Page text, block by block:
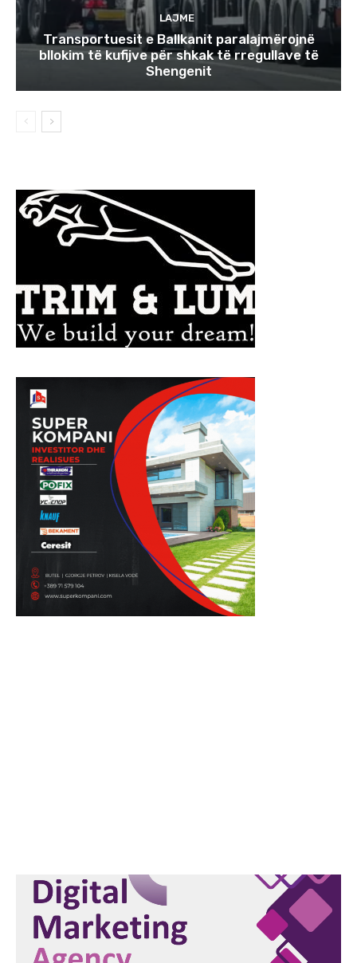
LAJME
Transportuesit e Ballkanit paralajmërojnë
bllokim të kufijve për shkak të rregullave të
Shengenit